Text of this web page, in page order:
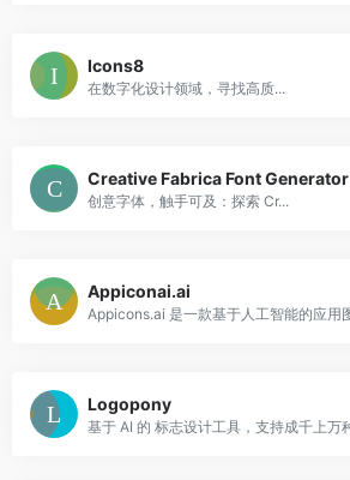
Icons8
在数字化设计领域，寻找高质...
Creative Fabrica Font Generator
创意字体，触手可及：探索 Cr...
Appiconai.ai
Logopony